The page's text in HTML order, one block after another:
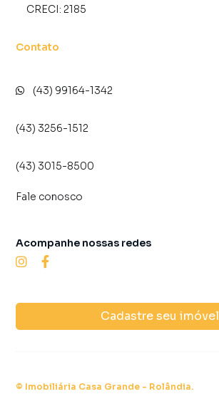
visita!CRECI: 2185
Contato
(43) 99164-1342
(43) 3256-1512
(43) 3015-8500
Fale conosco
Cadastre seu imóvel
Acompanhe nossas redes
© Imobiliária Casa Grande - Rolândia.